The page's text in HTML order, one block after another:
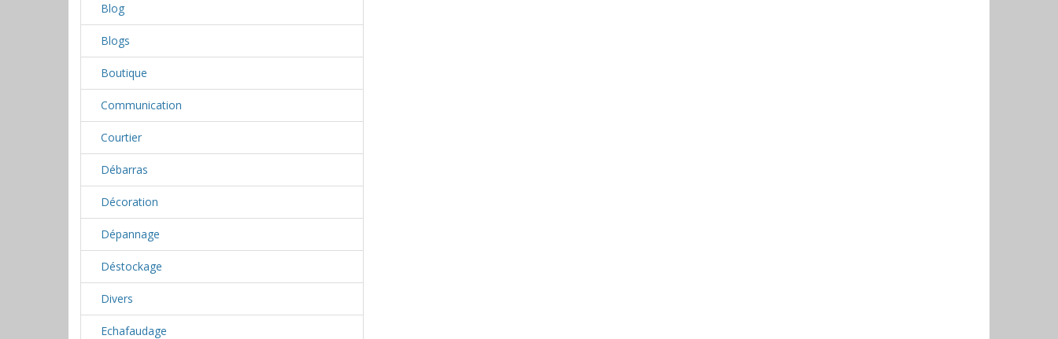
Blog
Blogs
Boutique
Communication
Courtier
Débarras
Décoration
Dépannage
Déstockage
Divers
Echafaudage